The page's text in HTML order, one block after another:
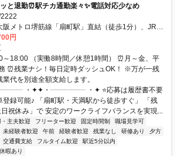
と退勤⏰駅チカ通勤楽々✨電話対応少なめ
阪メトロ堺筋線「扇町駅」直結（徒歩1分）、JR環
徒歩3分★自転車通勤相談可
円
～18:00 （実働8時間／休憩1時間） ⏰月～金、平
⏰残業ナシ！毎日定時ダッシュOK！ ※万が一残
代を別途全額支給します。
・✦✦・┈┈┈┈┈ ・✦ ⭐応募は履歴書不要
登録可能♪ 「扇町駅・天満駅から徒歩すぐ」 「残
祝休み」で 安定のワークライフバランスを実現...
・主夫歓迎 フリーター歓迎 固定時間制
職場見学可
未経験者歓迎 午前 経験者歓迎 残業なし 研修あり
夕方
交通費支給 フルタイム歓迎
駅近5分以内
暇あり